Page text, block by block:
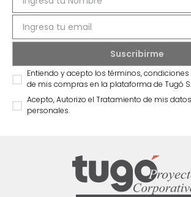
Entiendo y acepto los términos, condiciones
de mis compras en la plataforma de Tugó
Acepto, Autorizo el Tratamiento de mis datos
personales.